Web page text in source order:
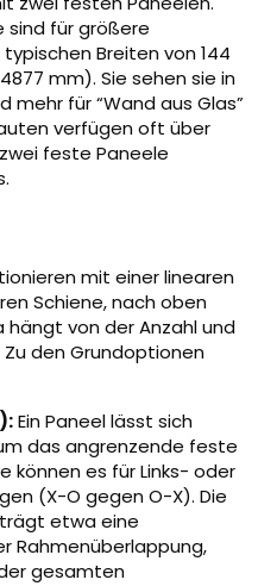
sind für größere
Breiten von 144
mm). Sie sehen sie in
mehr für “Wand aus Glas”
verfügen oft über
feste Paneele
mit einer linearen
Schiene, nach oben
von der Anzahl und
den Grundoptionen
Ein Paneel lässt sich
das angrenzende feste
können es für Links- oder
(X-O gegen O-X). Die
etwa eine
Rahmenüberlappung,
gesamten